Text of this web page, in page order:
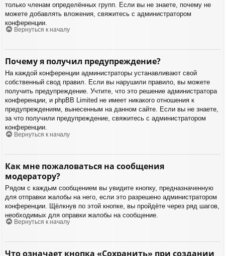
только членам определённых групп. Если вы не знаете, почему не
можете добавлять вложения, свяжитесь с администратором
конференции.
Вернуться к началу
Почему я получил предупреждение?
На каждой конференции администраторы устанавливают свой
собственный свод правил. Если вы нарушили правило, вы можете
получить предупреждение. Учтите, что это решение администратора
конференции, и phpBB Limited не имеет никакого отношения к
предупреждениям, вынесенным на данном сайте. Если вы не знаете,
за что получили предупреждение, свяжитесь с администратором
конференции.
Вернуться к началу
Как мне пожаловаться на сообщения
модератору?
Рядом с каждым сообщением вы увидите кнопку, предназначенную
для отправки жалобы на него, если это разрешено администратором
конференции. Щёлкнув по этой кнопке, вы пройдёте через ряд шагов,
необходимых для оправки жалобы на сообщение.
Вернуться к началу
Что означает кнопка «Сохранить» при создании